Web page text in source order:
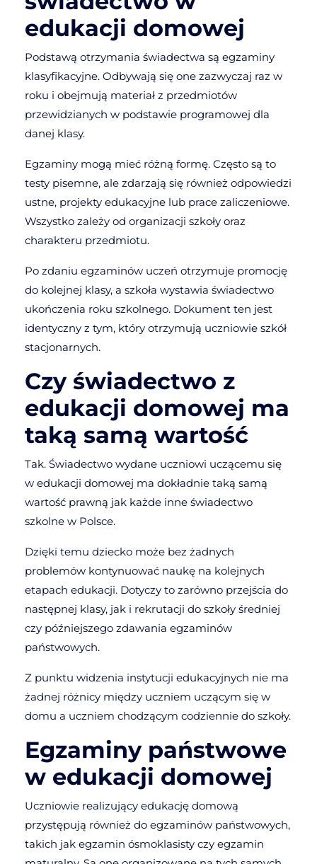
edukacji domowej
Podstawą otrzymania świadectwa są egzaminy
klasyfikacyjne. Odbywają się one zazwyczaj raz w
roku i obejmują materiał z przedmiotów
przewidzianych w podstawie programowej dla
danej klasy.
Egzaminy mogą mieć różną formę. Często są to
testy pisemne, ale zdarzają się również odpowiedzi
ustne, projekty edukacyjne lub prace zaliczeniowe.
Wszystko zależy od organizacji szkoły oraz
charakteru przedmiotu.
Po zdaniu egzaminów uczeń otrzymuje promocję
do kolejnej klasy, a szkoła wystawia świadectwo
ukończenia roku szkolnego. Dokument ten jest
identyczny z tym, który otrzymują uczniowie szkół
stacjonarnych.
Czy świadectwo z
edukacji domowej ma
taką samą wartość
Tak. Świadectwo wydane uczniowi uczącemu się
w edukacji domowej ma dokładnie taką samą
wartość prawną jak każde inne świadectwo
szkolne w Polsce.
Dzięki temu dziecko może bez żadnych
problemów kontynuować naukę na kolejnych
etapach edukacji. Dotyczy to zarówno przejścia do
następnej klasy, jak i rekrutacji do szkoły średniej
czy późniejszego zdawania egzaminów
państwowych.
Z punktu widzenia instytucji edukacyjnych nie ma
żadnej różnicy między uczniem uczącym się w
domu a uczniem chodzącym codziennie do szkoły.
Egzaminy państwowe
w edukacji domowej
Uczniowie realizujący edukację domową
przystępują również do egzaminów państwowych,
takich jak egzamin ósmoklasisty czy egzamin